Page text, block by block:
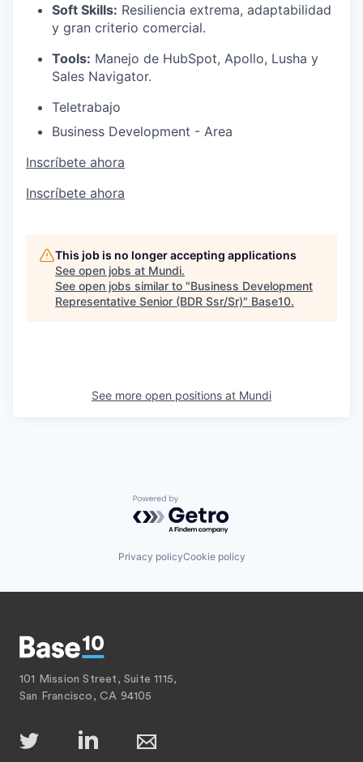
Soft Skills: Resiliencia extrema, adaptabilidad
y gran criterio comercial.
Tools: Manejo de HubSpot, Apollo, Lusha y
Sales Navigator.
Teletrabajo
Business Development - Area
Inscríbete ahora
Inscríbete ahora
This job is no longer accepting applications
See open jobs at Mundi.
See open jobs similar to "Business Development
Representative Senior (BDR Ssr/Sr)" Base10.
See more open positions at Mundi
Powered by Getro.com
Privacy policyCookie policy
101 Mission Street, Suite 1115,
San Francisco, CA 94105